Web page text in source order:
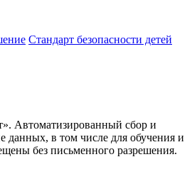
Стандарт безопасности детей
Автоматизированный сбор и
данных, в том числе для обучения и
без письменного разрешения.